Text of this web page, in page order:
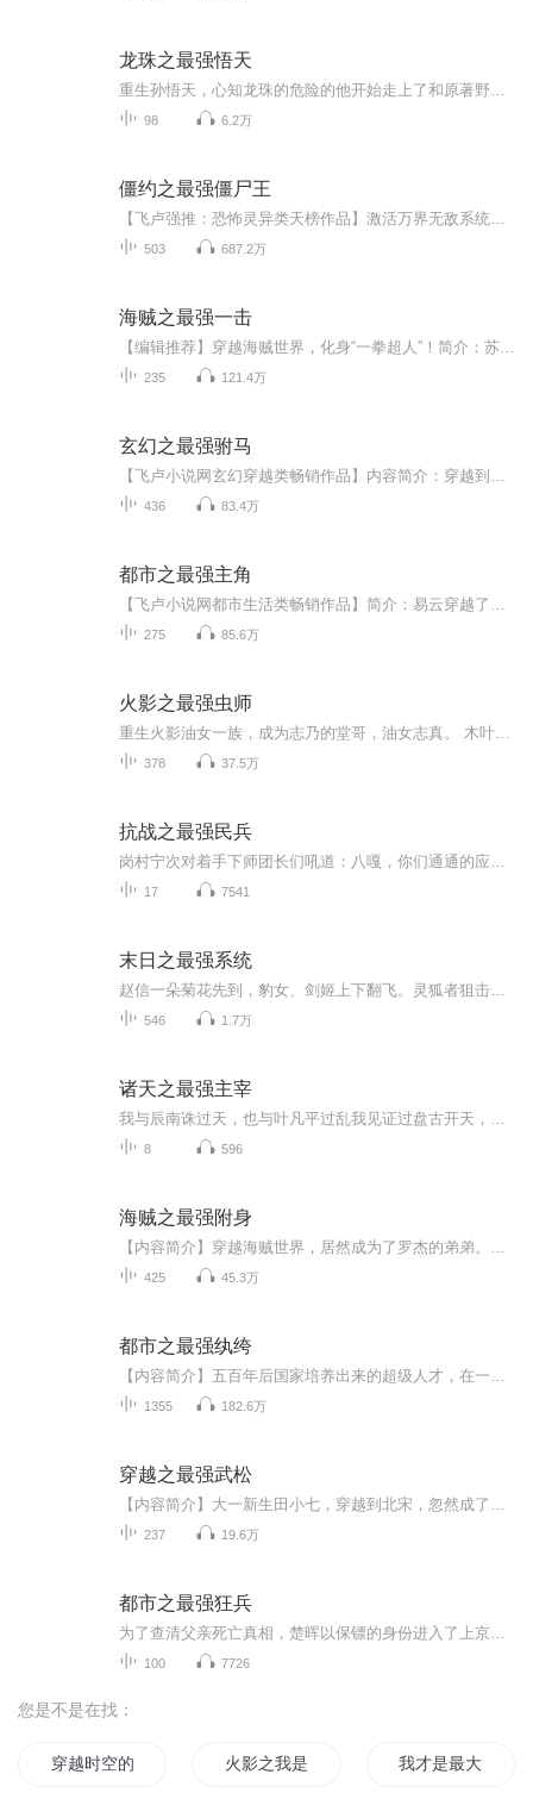
龙珠之最强悟天
98 6.2万
僵约之最强僵尸王
503 687.2万
海贼之最强一击
235 121.4万
玄幻之最强驸马
436 83.4万
都市之最强主角
275 85.6万
火影之最强虫师
378 37.5万
抗战之最强民兵
17 7541
末日之最强系统
546 1.7万
诸天之最强主宰
8 596
海贼之最强附身
425 45.3万
都市之最强纨绔
1355 182.6万
穿越之最强武松
237 19.6万
都市之最强狂兵
100 7726
您是不是在找：
穿越时空的大反派 火影之我是反派 我才是最大的反派